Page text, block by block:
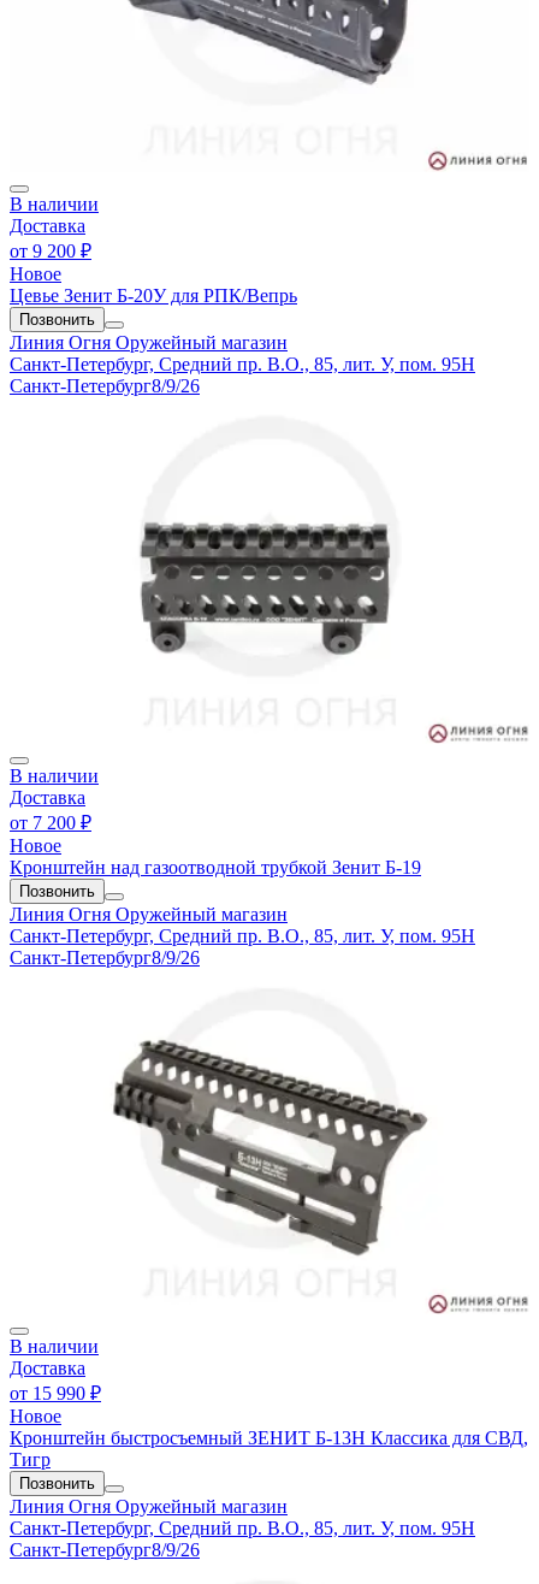
В наличии
Доставка
от 9 200 ₽
Новое
Цевье Зенит Б-20У для РПК/Вепрь
Позвонить
Линия Огня Оружейный магазин
Санкт-Петербург, Средний пр. В.О., 85, лит. У, пом. 95Н
Санкт-Петербург8/9/26
В наличии
Доставка
от 7 200 ₽
Новое
Кронштейн над газоотводной трубкой Зенит Б-19
Позвонить
Линия Огня Оружейный магазин
Санкт-Петербург, Средний пр. В.О., 85, лит. У, пом. 95Н
Санкт-Петербург8/9/26
В наличии
Доставка
от 15 990 ₽
Новое
Кронштейн быстросъемный ЗЕНИТ Б-13Н Классика для СВД,
Тигр
Позвонить
Линия Огня Оружейный магазин
Санкт-Петербург, Средний пр. В.О., 85, лит. У, пом. 95Н
Санкт-Петербург8/9/26